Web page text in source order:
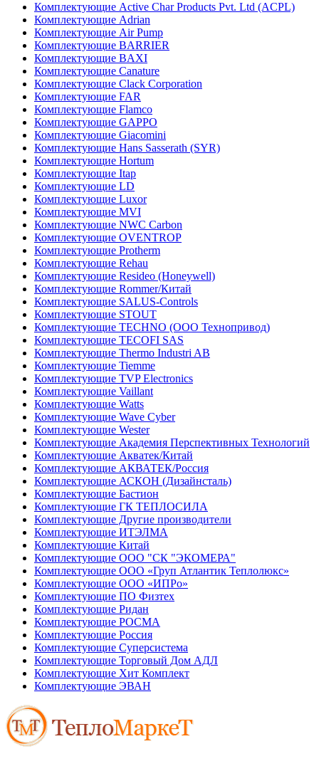
Комплектующие Active Char Products Pvt. Ltd (ACPL)
Комплектующие Adrian
Комплектующие Air Pump
Комплектующие BARRIER
Комплектующие BAXI
Комплектующие Canature
Комплектующие Clack Corporation
Комплектующие FAR
Комплектующие Flamco
Комплектующие GAPPO
Комплектующие Giacomini
Комплектующие Hans Sasserath (SYR)
Комплектующие Hortum
Комплектующие Itap
Комплектующие LD
Комплектующие Luxor
Комплектующие MVI
Комплектующие NWC Carbon
Комплектующие OVENTROP
Комплектующие Protherm
Комплектующие Rehau
Комплектующие Resideo (Honeywell)
Комплектующие Rommer/Китай
Комплектующие SALUS-Controls
Комплектующие STOUT
Комплектующие TECHNO (ООО Технопривод)
Комплектующие TECOFI SAS
Комплектующие Thermo Industri AB
Комплектующие Tiemme
Комплектующие TVP Electronics
Комплектующие Vaillant
Комплектующие Watts
Комплектующие Wave Cyber
Комплектующие Wester
Комплектующие Академия Перспективных Технологий
Комплектующие Акватек/Китай
Комплектующие АКВАТЕК/Россия
Комплектующие АСКОН (Дизайнсталь)
Комплектующие Бастион
Комплектующие ГК ТЕПЛОСИЛА
Комплектующие Другие производители
Комплектующие ИТЭЛМА
Комплектующие Китай
Комплектующие ООО "СК "ЭКОМЕРА"
Комплектующие ООО «Груп Атлантик Теплолюкс»
Комплектующие ООО «ИПРо»
Комплектующие ПО Физтех
Комплектующие Ридан
Комплектующие РОСМА
Комплектующие Россия
Комплектующие Суперсистема
Комплектующие Торговый Дом АДЛ
Комплектующие Хит Комплект
Комплектующие ЭВАН